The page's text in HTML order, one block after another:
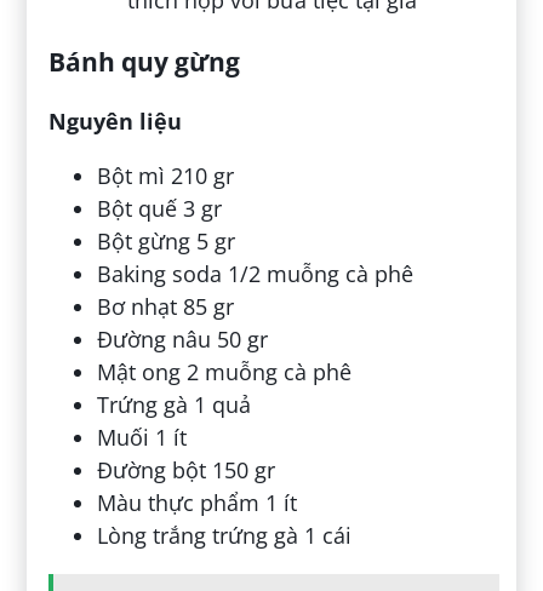
Bánh quy gừng
Nguyên liệu
Bột mì 210 gr
Bột quế 3 gr
Bột gừng 5 gr
Baking soda 1/2 muỗng cà phê
Bơ nhạt 85 gr
Đường nâu 50 gr
Mật ong 2 muỗng cà phê
Trứng gà 1 quả
Muối 1 ít
Đường bột 150 gr
Màu thực phẩm 1 ít
Lòng trắng trứng gà 1 cái